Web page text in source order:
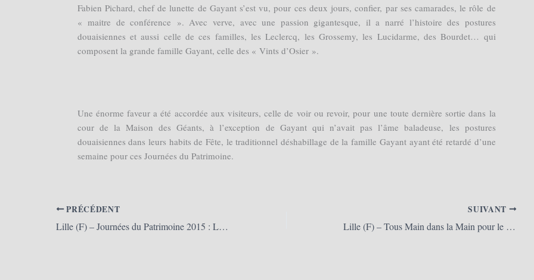
Fabien Pichard, chef de lunette de Gayant s’est vu, pour ces deux jours, confier, par ses camarades, le rôle de
« maitre de conférence ». Avec verve, avec une passion gigantesque, il a narré l’histoire des postures
douaisiennes et aussi celle de ces familles, les Leclercq, les Grossemy, les Lucidarme, des Bourdet… qui
composent la grande famille Gayant, celle des « Vints d’Osier ».
Une énorme faveur a été accordée aux visiteurs, celle de voir ou revoir, pour une toute dernière sortie dans la
cour de la Maison des Géants, à l’exception de Gayant qui n’avait pas l’âme baladeuse, les postures
douaisiennes dans leurs habits de Fête, le traditionnel déshabillage de la famille Gayant ayant été retardé d’une
semaine pour ces Journées du Patrimoine.
PRÉCÉDENT
Lille (F) – Journées du Patrimoine 2015 : Les Géants sont de sortie ! (19 et 20 septembre 2015)
SUIVANT
Lille (F) – Tous Main dans la Main pour le P’tit Jacques 2015 (04/10/2015)